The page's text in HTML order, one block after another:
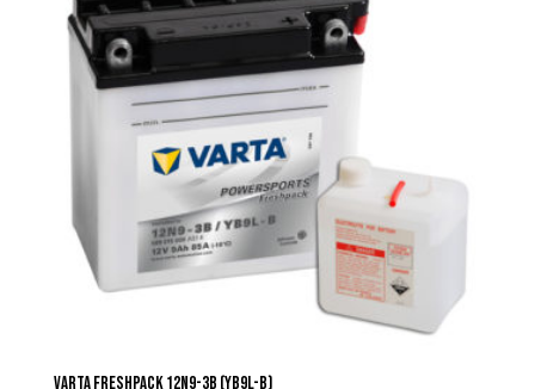
VARTA FRESHPACK 12N9-3B (YB9L-B)